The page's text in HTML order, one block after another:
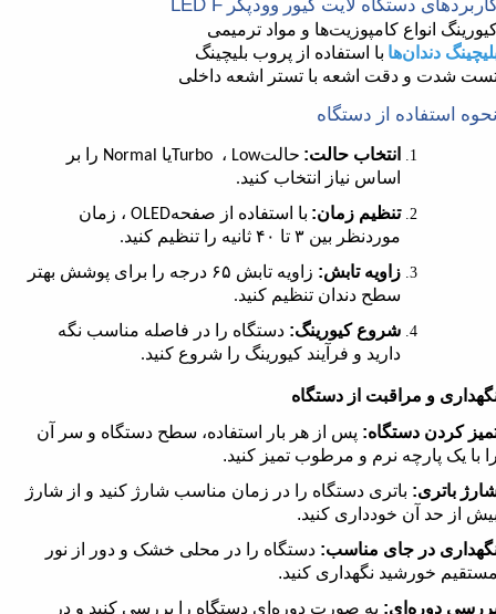
دستگاه لایت کیور وودپکرLED F
انواع کامپوزیت‌ها و مواد ترمیمی
دندان‌ها با استفاده از پروب بلیچینگ
شدت و دقت اشعه با تستر اشعه داخلی
استفاده از دستگاه
انتخاب حالت: حالتLow ، Turboیا Normal را بر
اساس نیاز انتخاب کنید.
تنظیم زمان: با استفاده از صفحهOLED ، زمان
موردنظر بین۳ تا ۴۰ ثانیه را تنظیم کنید.
زاویه تابش: زاویه تابش ۶۵ درجه را برای پوشش بهتر
سطح دندان تنظیم کنید.
شروع کیورینگ:دستگاه را در فاصله مناسب نگه
دارید و فرآیند کیورینگ را شروع کنید.
و مراقبت از دستگاه
کردن دستگاه: پس از هر بار استفاده، سطح دستگاه و سر آن
با یک پارچه نرم و مرطوب تمیز کنید.
باتری: باتری دستگاه را در زمان مناسب شارژ کنید و از شارژ
از حد آن خودداری کنید.
در جای مناسب: دستگاه را در محلی خشک و دور از نور
خورشید نگهداری کنید.
دوره‌ای: به صورت دوره‌ای دستگاه را بررسی کنید و در